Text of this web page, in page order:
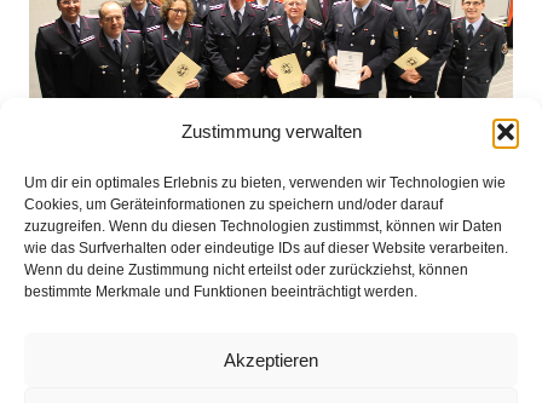
Zustimmung verwalten
Um dir ein optimales Erlebnis zu bieten, verwenden wir Technologien wie
Cookies, um Geräteinformationen zu speichern und/oder darauf
zuzugreifen. Wenn du diesen Technologien zustimmst, können wir Daten
wie das Surfverhalten oder eindeutige IDs auf dieser Website verarbeiten.
Wenn du deine Zustimmung nicht erteilst oder zurückziehst, können
bestimmte Merkmale und Funktionen beeinträchtigt werden.
Akzeptieren
Bild v.l.n.r: Thomas Erdt (OrtsBM), Manfred Wohlers, Fabian Martens,
Katy Prescher, Janek Eggers, Michael Hofbauer, Kevin Sörensen, Helmut
Specht (Kreisfeuerwehr), Dieter Rottmann, Michael Kalusche (GBM)